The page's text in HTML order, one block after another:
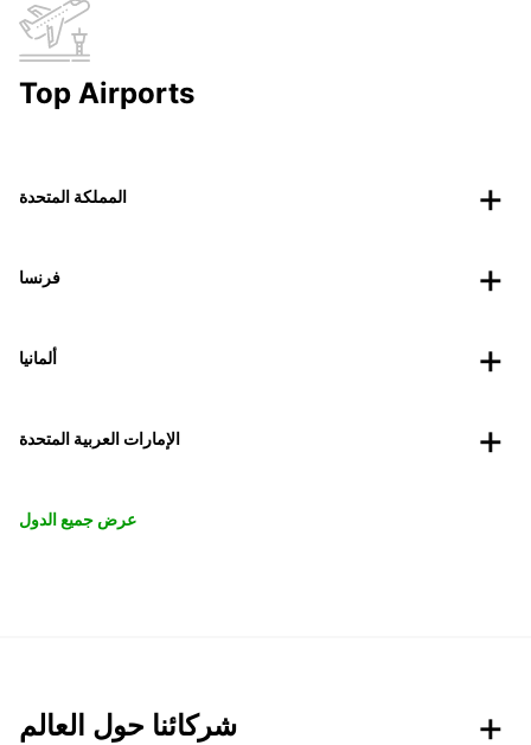
Top Airports
المملكة المتحدة
فرنسا
ألمانيا
الإمارات العربية المتحدة
عرض جميع الدول
شركائنا حول العالم